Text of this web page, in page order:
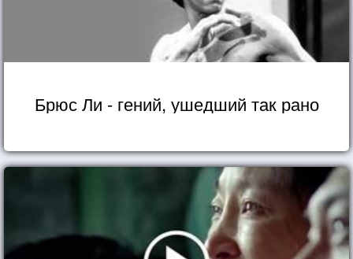
Брюс Ли - гений, ушедший так рано